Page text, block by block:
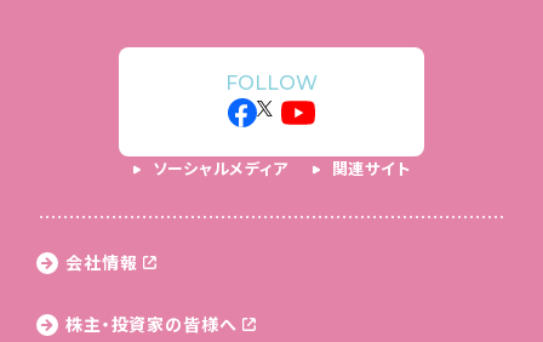
FOLLOW
ソーシャルメディア 関連サイト
会社情報
株主・投資家の皆様へ